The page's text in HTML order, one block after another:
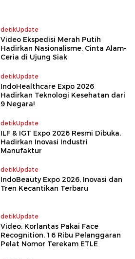
detikUpdate
Video Ekspedisi Merah Putih
Hadirkan Nasionalisme, Cinta Alam-
Ceria di Ujung Siak
detikUpdate
IndoHealthcare Expo 2026
Hadirkan Teknologi Kesehatan dari
9 Negara!
detikUpdate
ILF & IGT Expo 2026 Resmi Dibuka,
Hadirkan Inovasi Industri
Manufaktur
detikUpdate
IndoBeauty Expo 2026, Inovasi dan
Tren Kecantikan Terbaru
detikUpdate
Video: Korlantas Pakai Face
Recognition, 16 Ribu Pelanggaran
Pelat Nomor Terekam ETLE